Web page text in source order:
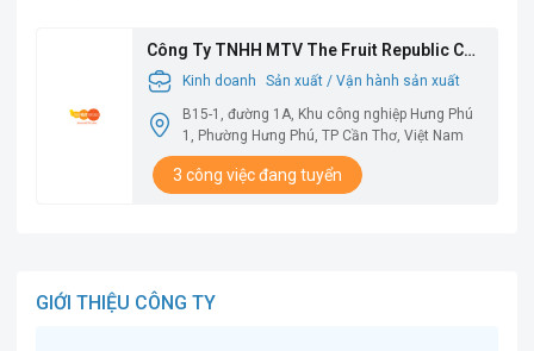
Công Ty TNHH MTV The Fruit Republic Cần
Thơ
Kinh doanh
Sản xuất / Vận hành sản xuất
B15-1, đường 1A, Khu công nghiệp Hưng Phú
1, Phường Hưng Phú, TP Cần Thơ, Việt Nam
3 công việc đang tuyển
GIỚI THIỆU CÔNG TY